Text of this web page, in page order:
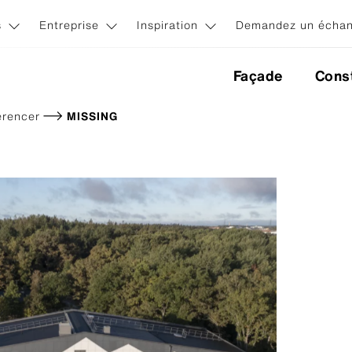
Entreprise Inspiration Demandez un
Façade
MISSING